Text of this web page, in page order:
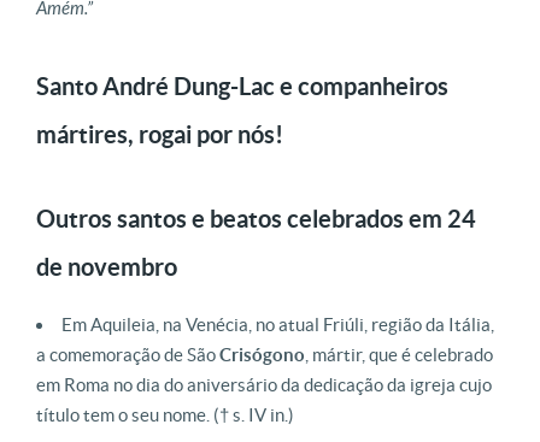
Amém.”
Santo André Dung-Lac e companheiros
mártires, rogai por nós!
Outros santos e beatos celebrados em 24
de novembro
Em Aquileia, na Venécia, no atual Friúli, região da Itália,
a comemoração de SãoCrisógono , mártir, que é celebrado
em Roma no dia do aniversário da dedicação da igreja cujo
título tem o seu nome. († s. IV in.)